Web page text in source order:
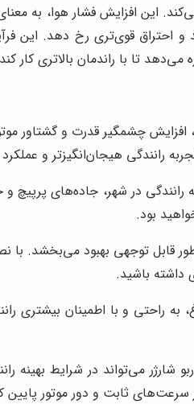
احتراق قوی‌تری رخ دهد. این
تا با راندمان بالاتری کار
در شهر، جاده‌های پرپیچ
بود.
باشید.
راحتی و با اطمینان بیشتری
سرعت‌های ثابت و دور موتور